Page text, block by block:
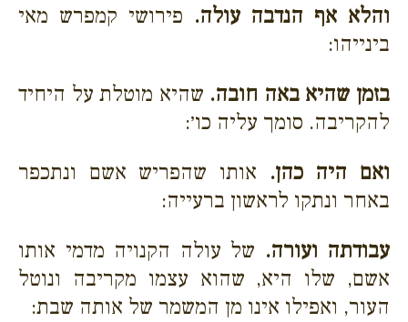
והלא אף הנדבה עולה. פירושי קמפרש מאי
בינייהו:
בזמן שהיא באה חובה. שהיא מוטלת על היחיד
להקריבה. סומך עליה כו׳:
ואם היה כהן. אותו שהפריש אשם ונתכפר
באחר ונתקו לראשון ברעייה:
עבודתה ועורה. של עולה הקנויה מדמי אותו
אשם, שלו היא, שהוא עצמו מקריבה ונוטל
העור, ואפילו אינו מן המשמר של אותה שבת: